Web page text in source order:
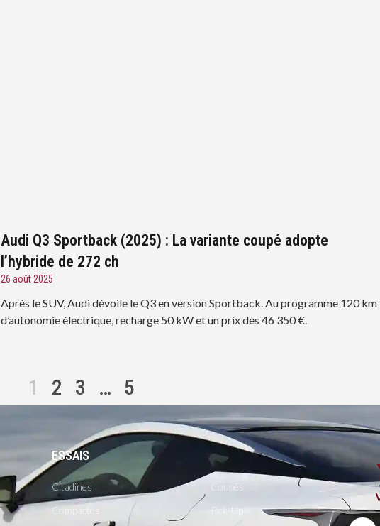
Audi Q3 Sportback (2025) : La variante coupé adopte
l’hybride de 272 ch
26 août 2025
Après le SUV, Audi dévoile le Q3 en version Sportback. Au programme 120 km
d’autonomie électrique, recharge 50 kW et un prix dès 46 350 €.
1 2 3 … 5
ESSAIS
Citadines
Compactes
-
Coupés
Pick-Up